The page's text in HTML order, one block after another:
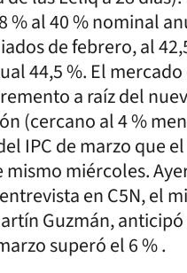
% al 40 % nominal
de febrero, al
44,5 %. El mercado
a raíz del
(cercano al 4 %
IPC de marzo que
mismo miércoles.
en C5N, el
Guzmán,
superó el 6 % .